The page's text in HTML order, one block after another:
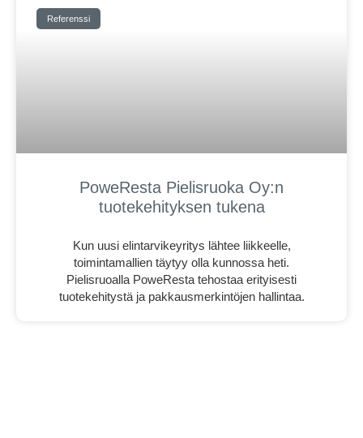
Referenssi
PoweResta Pielisruoka Oy:n
tuotekehityksen tukena
Kun uusi elintarvikeyritys lähtee liikkeelle,
toimintamallien täytyy olla kunnossa heti.
Pielisruoalla PoweResta tehostaa erityisesti
tuotekehitystä ja pakkausmerkintöjen hallintaa.